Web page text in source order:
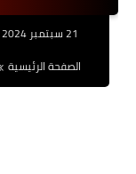
الصفحة الرئيسية